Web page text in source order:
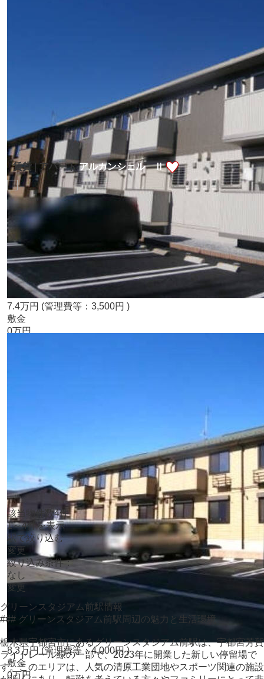
7.4万円 (管理費等：3,500円 )
敷金
0万円
☆リモート紹介・ご案内実施中★お部屋探しは三和住宅まで！！
賃貸 | アパートアルカンシェル Ⅱ
8.3万円 (管理費等：4,000円 )
敷金
0万円
該当物件数4件
1～4件を表示
駅で絞り込む
変更
絞り込み条件：
なし
変更
グリーンスタジアム前駅情報
### グリーンスタジアム前駅周辺の魅力と生活環境
栃木県宇都宮市にあるグリーンスタジアム前駅は、宇都宮芳賀
ライトレール線の一部で、2023年に開業した新しい停留場で
す。このエリアは、人気の清原工業団地やスポーツ関連の施設